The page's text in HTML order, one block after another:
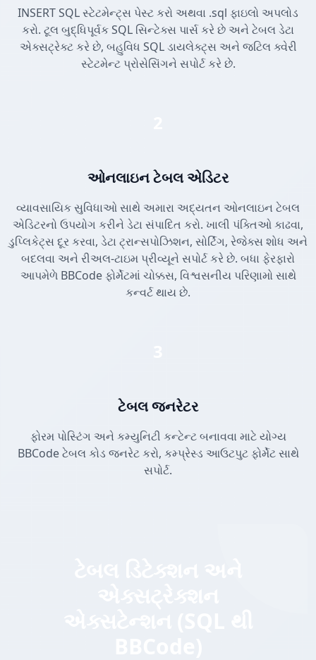
INSERT SQL સ્ટેટમેન્ટ્સ પેસ્ટ કરો અથવા .sql ફાઇલો અપલોડ
કરો. ટૂલ બુદ્ધિપૂર્વક SQL સિન્ટેક્સ પાર્સ કરે છે અને ટેબલ ડેટા
એક્સટ્રેક્ટ કરે છે, બહુવિધ SQL ડાયલેક્ટ્સ અને જટિલ ક્વેરી
સ્ટેટમેન્ટ પ્રોસેસિંગને સપોર્ટ કરે છે.
ઓનલાઇન ટેબલ એડિટર
વ્યાવસાયિક સુવિધાઓ સાથે અમારા અદ્યતન ઓનલાઇન ટેબલ
એડિટરનો ઉપયોગ કરીને ડેટા સંપાદિત કરો. ખાલી પંક્તિઓ કાઢવા,
ડુપ્લિકેટ્સ દૂર કરવા, ડેટા ટ્રાન્સપોઝિશન, સોર્ટિંગ, રેજેક્સ શોધ અને
બદલવા અને રીઅલ-ટાઇમ પ્રીવ્યૂને સપોર્ટ કરે છે. બધા ફેરફારો
આપમેળે BBCode ફોર્મેટમાં ચોક્કસ, વિશ્વસનીય પરિણામો સાથે
કન્વર્ટ થાય છે.
ટેબલ જનરેટર
ફોરમ પોસ્ટિંગ અને કમ્યુનિટી કન્ટેન્ટ બનાવવા માટે યોગ્ય
BBCode ટેબલ કોડ જનરેટ કરો, કમ્પ્રેસ્ડ આઉટપુટ ફોર્મેટ સાથે
સપોર્ટ.